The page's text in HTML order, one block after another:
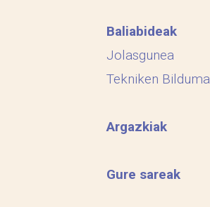
Baliabideak
Jolasgunea
Tekniken Bilduma
Argazkiak
Gure sareak